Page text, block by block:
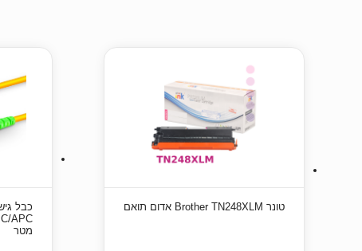
טונר Brother TN248XLM אדום תואם
מטר